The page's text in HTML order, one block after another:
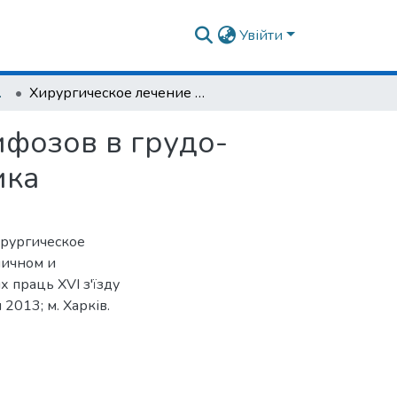
Увійти
Хирургическое лечение посттравматических кифозов в грудо-поясничном и поясничном отделах позвоночника
в грудо-
и
праць ХVІ з'їзду
2013; м. Харків.